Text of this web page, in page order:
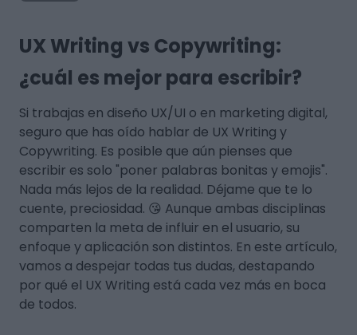
UX Writing vs Copywriting:
¿cuál es mejor para escribir?
Si trabajas en diseño UX/UI o en marketing digital,
seguro que has oído hablar de UX Writing y
Copywriting. Es posible que aún pienses que
escribir es solo "poner palabras bonitas y emojis".
Nada más lejos de la realidad. Déjame que te lo
cuente, preciosidad. 😘 Aunque ambas disciplinas
comparten la meta de influir en el usuario, su
enfoque y aplicación son distintos. En este artículo,
vamos a despejar todas tus dudas, destapando
por qué el UX Writing está cada vez más en boca
de todos.